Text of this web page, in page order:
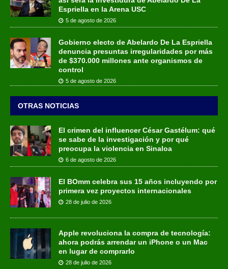
Espriella en la Arena USC
5 de agosto de 2026
Gobierno electo de Abelardo De La Espriella
denuncia presuntas irregularidades por más
de $370.000 millones ante organismos de
control
5 de agosto de 2026
OTRAS NOTICIAS
El crimen del influencer César Gastélum: qué
se sabe de la investigación y por qué
preocupa la violencia en Sinaloa
6 de agosto de 2026
El BOmm celebra sus 15 años incluyendo por
primera vez proyectos internacionales
28 de julio de 2026
Apple revoluciona la compra de tecnología:
ahora podrás arrendar un iPhone o un Mac
en lugar de comprarlo
28 de julio de 2026